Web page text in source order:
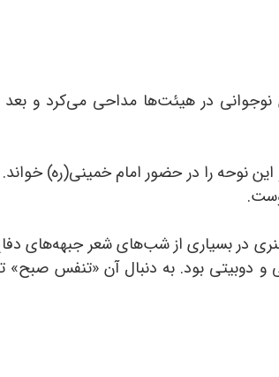
در سال 1336 دیده به جهان گشود. از سنین نوجوانی در هیئت‌ها مداحی
نوحه را در حضور امام خمینی(ره) خواند.
حوزه‌ی هنری در بسیاری از شب‌های شعر
دوبیتی بود. به دنبال آن «تنفس صبح»